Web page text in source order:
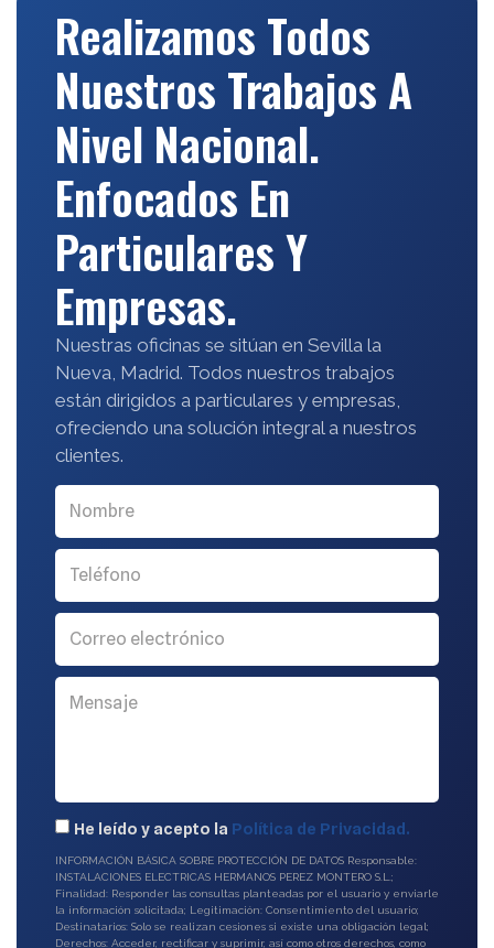
Realizamos Todos
Nuestros Trabajos A
Nivel Nacional.
Enfocados En
Particulares Y
Empresas.
Nuestras oficinas se sitúan en Sevilla la
Nueva, Madrid. Todos nuestros trabajos
están dirigidos a particulares y empresas,
ofreciendo una solución integral a nuestros
clientes.
He leído y acepto la Política de Privacidad.
INFORMACIÓN BÁSICA SOBRE PROTECCIÓN DE DATOS Responsable:
INSTALACIONES ELECTRICAS HERMANOS PEREZ MONTERO S.L.;
Finalidad: Responder las consultas planteadas por el usuario y enviarle
la información solicitada; Legitimación: Consentimiento del usuario;
Destinatarios: Solo se realizan cesiones si existe una obligación legal;
Derechos: Acceder, rectificar y suprimir, así como otros derechos, como